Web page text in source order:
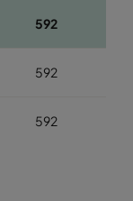
592
592
592